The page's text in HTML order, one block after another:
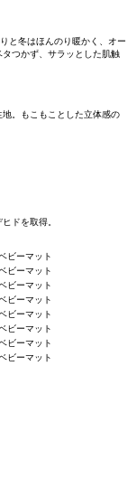
と冬はほんのり暖かく、オー
つかず、サラッとした肌触
。もこもことした立体感の
ドを取得。